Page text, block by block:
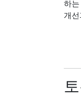
하
개